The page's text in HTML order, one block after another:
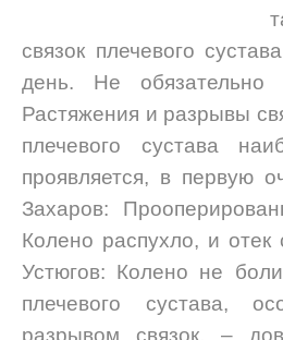
связок плечевого
день. Не обязательно
Растяжения и разрывы
плечевого сустава
проявляется, в первую
Захаров:
Колено распухло, и
Устюгов: Колено не
плечевого сустава,
разрывом связок, –